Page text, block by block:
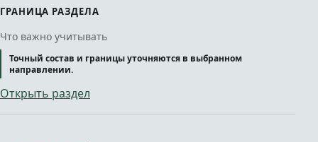
ГРАНИЦА РАЗДЕЛА
Что важно учитывать
Точный состав и границы уточняются в выбранном
направлении.
Открыть раздел